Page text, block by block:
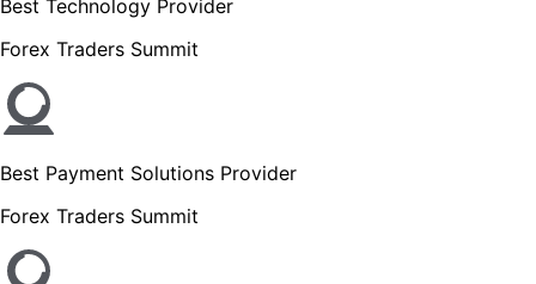
Best Technology Provider
Forex Traders Summit
Best Payment Solutions Provider
Forex Traders Summit